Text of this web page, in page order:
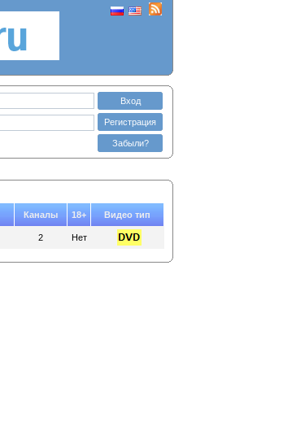
Вход
Регистрация
Забыли?
Каналы 18+ Видео тип
2 Нет